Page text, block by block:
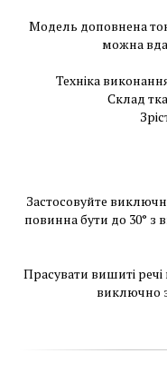
Модель доповнена
можна
Техніка
Склад
Застосовуйте
повинна бути до 30°
Прасувати вишиті речі
виключно